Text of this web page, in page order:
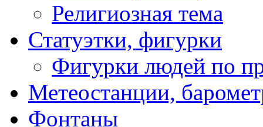
Религиозная тема
Статуэтки, фигурки
Фигурки людей по
Метеостанции,
Фонтаны